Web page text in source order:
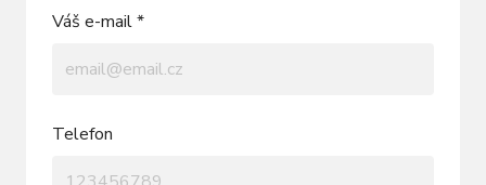
Váš e-mail *
Telefon